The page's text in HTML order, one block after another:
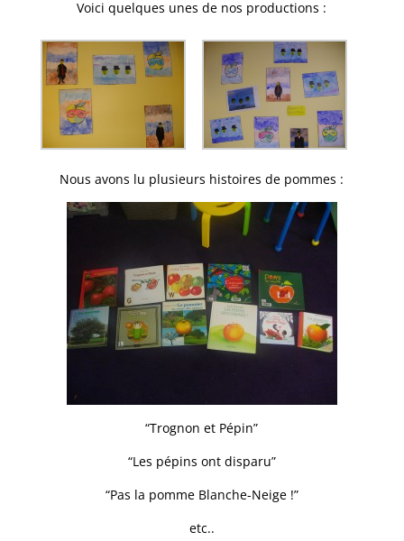
Voici quelques unes de nos productions :
Nous avons lu plusieurs histoires de pommes :
“Trognon et Pépin”
“Les pépins ont disparu”
“Pas la pomme Blanche-Neige !”
etc..